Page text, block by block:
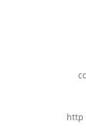
http